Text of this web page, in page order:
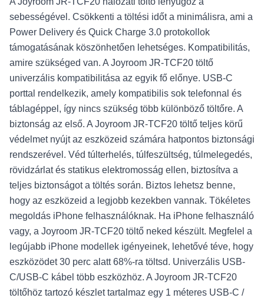
sebességével. Csökkenti a töltési időt a minimálisra, ami a
Power Delivery és Quick Charge 3.0 protokollok
támogatásának köszönhetően lehetséges. Kompatibilitás,
amire szükséged van. A Joyroom JR-TCF20 töltő
univerzális kompatibilitása az egyik fő előnye. USB-C
porttal rendelkezik, amely kompatibilis sok telefonnal és
táblagéppel, így nincs szükség több különböző töltőre. A
biztonság az első. A Joyroom JR-TCF20 töltő teljes körű
védelmet nyújt az eszközeid számára hatpontos biztonsági
rendszerével. Véd túlterhelés, túlfeszültség, túlmelegedés,
rövidzárlat és statikus elektromosság ellen, biztosítva a
teljes biztonságot a töltés során. Biztos lehetsz benne,
hogy az eszközeid a legjobb kezekben vannak. Tökéletes
megoldás iPhone felhasználóknak. Ha iPhone felhasználó
vagy, a Joyroom JR-TCF20 töltő neked készült. Megfelel a
legújabb iPhone modellek igényeinek, lehetővé téve, hogy
eszközödet 30 perc alatt 68%-ra töltsd. Univerzális USB-
C/USB-C kábel több eszközhöz. A Joyroom JR-TCF20
töltőhöz tartozó készlet tartalmaz egy 1 méteres USB-C /